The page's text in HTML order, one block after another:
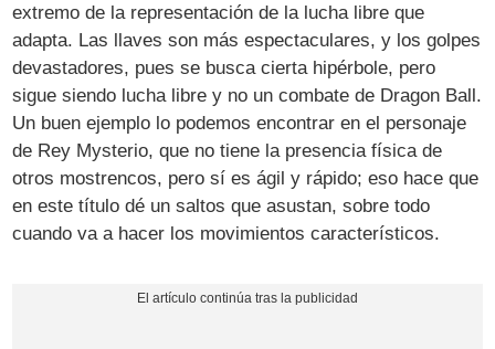
extremo de la representación de la lucha libre que
adapta. Las llaves son más espectaculares, y los golpes
devastadores, pues se busca cierta hipérbole, pero
sigue siendo lucha libre y no un combate de Dragon Ball.
Un buen ejemplo lo podemos encontrar en el personaje
de Rey Mysterio, que no tiene la presencia física de
otros mostrencos, pero sí es ágil y rápido; eso hace que
en este título dé un saltos que asustan, sobre todo
cuando va a hacer los movimientos característicos.